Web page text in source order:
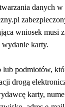
danych
wniosek musi
karty.
podmiotów,
drogą
karty,